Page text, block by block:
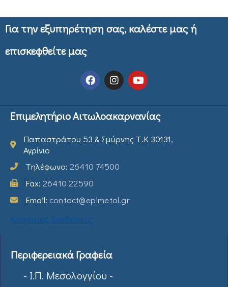
Για την εξυπηρέτηση σας, καλέστε μας ή
επισκεφθείτε μας
Επιμελητήριο Αιτωλοακαρνανίας
Παπαστράτου 53 & Σμύρνης Τ.Κ 30131,
Αγρίνιο
Τηλέφωνο: 26410 74500
Fax: 26410 22590
Email: contact@epimetol.gr
Χρήσιμες Συνδέσεις
Περιφερειακά Γραφεία
- Ι.Π. Μεσολογγίου -